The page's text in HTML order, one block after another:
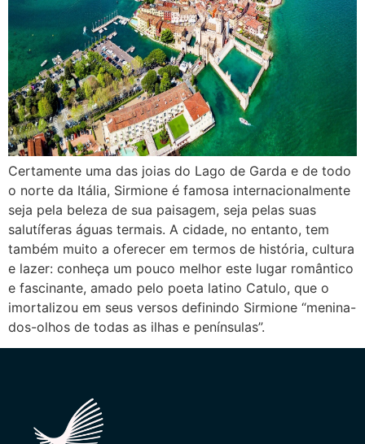
Certamente uma das joias do Lago de Garda e de todo
o norte da Itália, Sirmione é famosa internacionalmente
seja pela beleza de sua paisagem, seja pelas suas
salutíferas águas termais. A cidade, no entanto, tem
também muito a oferecer em termos de história, cultura
e lazer: conheça um pouco melhor este lugar romântico
e fascinante, amado pelo poeta latino Catulo, que o
imortalizou em seus versos definindo Sirmione “menina-
dos-olhos de todas as ilhas e penínsulas”.